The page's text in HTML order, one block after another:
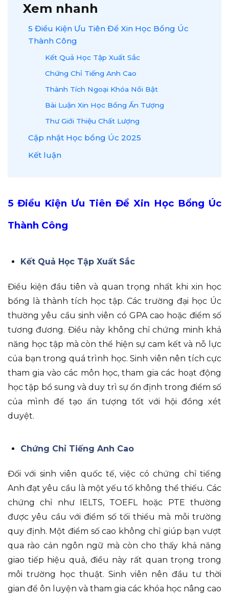
Xem nhanh
5 Điều Kiện Ưu Tiên Để Xin Học Bổng Úc
Thành Công
Kết Quả Học Tập Xuất Sắc
Chứng Chỉ Tiếng Anh Cao
Thành Tích Ngoại Khóa Nổi Bật
Bài Luận Xin Học Bổng Ấn Tượng
Thư Giới Thiệu Chất Lượng
Cập nhật Học bổng Úc 2025
Kết luận
5 Điều Kiện Ưu Tiên Để Xin Học Bổng Úc
Thành Công
Kết Quả Học Tập Xuất Sắc
Điều kiện đầu tiên và quan trọng nhất khi xin học
bổng là thành tích học tập. Các trường đại học Úc
thường yêu cầu sinh viên có GPA cao hoặc điểm số
tương đương. Điều này không chỉ chứng minh khả
năng học tập mà còn thể hiện sự cam kết và nỗ lực
của bạn trong quá trình học. Sinh viên nên tích cực
tham gia vào các môn học, tham gia các hoạt động
học tập bổ sung và duy trì sự ổn định trong điểm số
của mình để tạo ấn tượng tốt với hội đồng xét
duyệt.
Chứng Chỉ Tiếng Anh Cao
Đối với sinh viên quốc tế, việc có chứng chỉ tiếng
Anh đạt yêu cầu là một yếu tố không thể thiếu. Các
chứng chỉ như IELTS, TOEFL hoặc PTE thường
được yêu cầu với điểm số tối thiểu mà mỗi trường
quy định. Một điểm số cao không chỉ giúp bạn vượt
qua rào cản ngôn ngữ mà còn cho thấy khả năng
giao tiếp hiệu quả, điều này rất quan trọng trong
môi trường học thuật. Sinh viên nên đầu tư thời
gian để ôn luyện và tham gia các khóa học nâng cao